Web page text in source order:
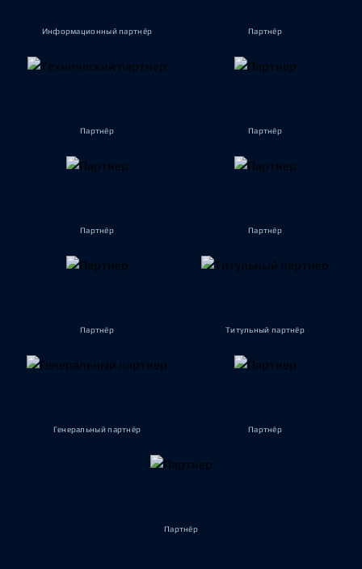
Информационный партнёр Партнёр
Партнёр Партнёр
Партнёр Партнёр
Партнёр Титульный партнёр
Генеральный партнёр Партнёр
Партнёр